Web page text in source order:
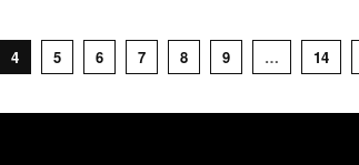
4 5 6 7 8 9 … 14